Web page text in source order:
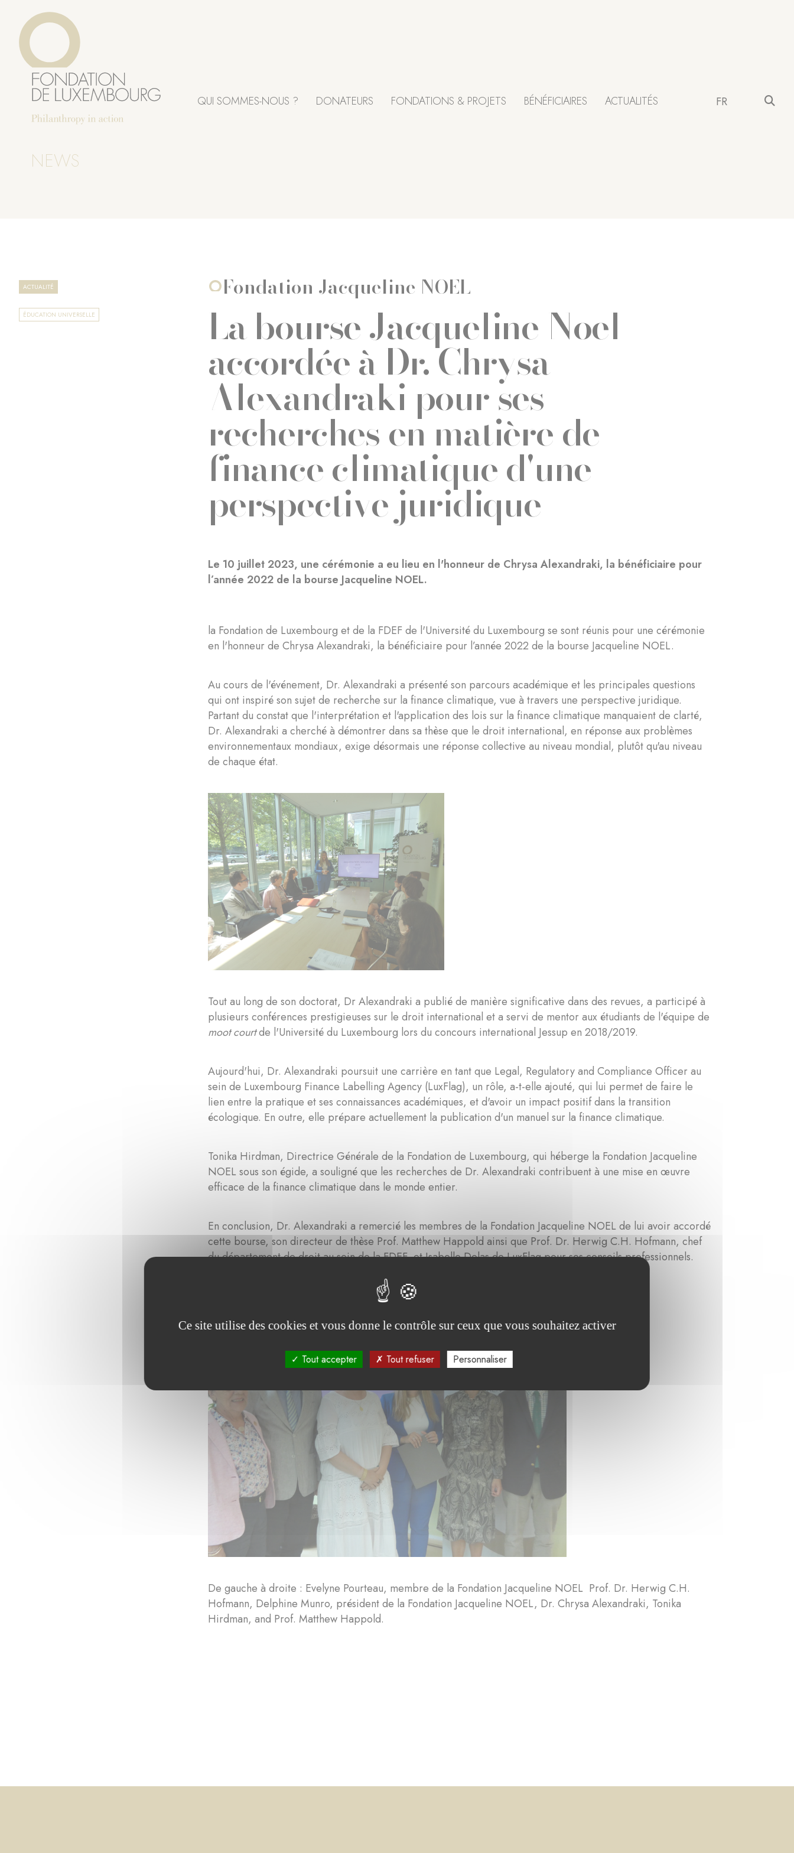
contenu
principal
QUI SOMMES-NOUS ? DONATEURS FONDATIONS & PROJETS BÉNÉFICIAIRES ACTUALITÉS FR
NEWS
ACTUALITÉ
ÉDUCATION UNIVERSELLE
Fondation Jacqueline NOEL
La bourse Jacqueline Noel
accordée à Dr. Chrysa
Alexandraki pour ses
recherches en matière de
finance climatique d'une
perspective juridique
Le 10 juillet 2023, une cérémonie a eu lieu en l'honneur de Chrysa Alexandraki, la bénéficiaire pour
l’année 2022 de la bourse Jacqueline NOEL.
la Fondation de Luxembourg et de la FDEF de l'Université du Luxembourg se sont réunis pour une cérémonie
en l'honneur de Chrysa Alexandraki, la bénéficiaire pour l’année 2022 de la bourse Jacqueline NOEL.
Au cours de l'événement, Dr. Alexandraki a présenté son parcours académique et les principales questions
qui ont inspiré son sujet de recherche sur la finance climatique, vue à travers une perspective juridique.
Partant du constat que l'interprétation et l'application des lois sur la finance climatique manquaient de clarté,
Dr. Alexandraki a cherché à démontrer dans sa thèse que le droit international, en réponse aux problèmes
environnementaux mondiaux, exige désormais une réponse collective au niveau mondial, plutôt qu'au niveau
de chaque état.
Tout au long de son doctorat, Dr Alexandraki a publié de manière significative dans des revues, a participé à
plusieurs conférences prestigieuses sur le droit international et a servi de mentor aux étudiants de l'équipe de
moot courtde l'Université du Luxembourg lors du concours international Jessup en 2018/2019.
Aujourd'hui, Dr. Alexandraki poursuit une carrière en tant que Legal, Regulatory and Compliance Officer au
sein de Luxembourg Finance Labelling Agency (LuxFlag), un rôle, a-t-elle ajouté, qui lui permet de faire le
lien entre la pratique et ses connaissances académiques, et d'avoir un impact positif dans la transition
écologique. En outre, elle prépare actuellement la publication d'un manuel sur la finance climatique.
Tonika Hirdman, Directrice Générale de la Fondation de Luxembourg, qui héberge la Fondation Jacqueline
NOEL sous son égide, a souligné que les recherches de Dr. Alexandraki contribuent à une mise en œuvre
efficace de la finance climatique dans le monde entier.
En conclusion, Dr. Alexandraki a remercié les membres de la Fondation Jacqueline NOEL de lui avoir accordé
cette bourse, son directeur de thèse Prof. Matthew Happold ainsi que Prof. Dr. Herwig C.H. Hofmann, chef
du département de droit au sein de la FDEF, et Isabelle Delas de LuxFlag pour ses conseils professionnels.
De gauche à droite : Evelyne Pourteau, membre de la Fondation Jacqueline NOEL Prof. Dr. Herwig C.H.
Hofmann, Delphine Munro, président de la Fondation Jacqueline NOEL, Dr. Chrysa Alexandraki, Tonika
Hirdman, and Prof. Matthew Happold.
Ce site utilise des cookies et vous donne le contrôle sur ceux que vous souhaitez activer
Tout accepter Tout refuser Personnaliser